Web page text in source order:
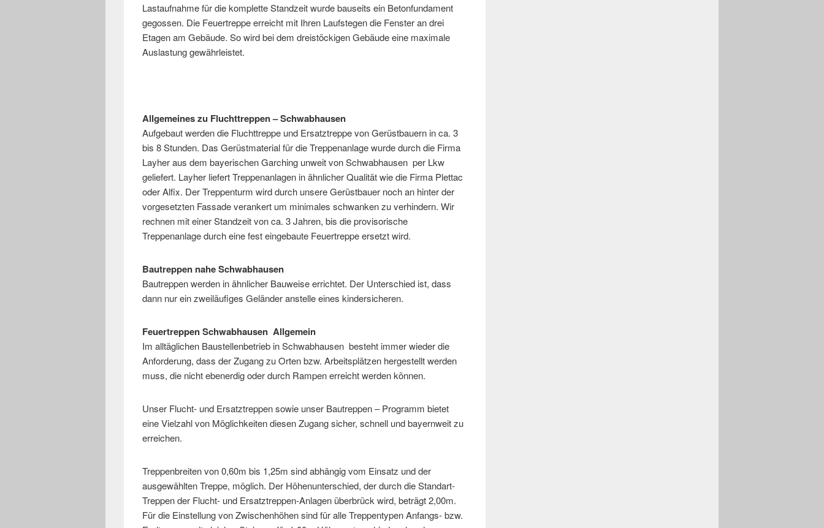
Lastaufnahme für die komplette Standzeit wurde bauseits ein Betonfundament
gegossen. Die Feuertreppe erreicht mit Ihren Laufstegen die Fenster an drei
Etagen am Gebäude. So wird bei dem dreistöckigen Gebäude eine maximale
Auslastung gewährleistet.
Allgemeines zu Fluchttreppen – Schwabhausen
Aufgebaut werden die Fluchttreppe und Ersatztreppe von Gerüstbauern in ca. 3
bis 8 Stunden. Das Gerüstmaterial für die Treppenanlage wurde durch die Firma
Layher aus dem bayerischen Garching unweit von Schwabhausen per Lkw
geliefert. Layher liefert Treppenanlagen in ähnlicher Qualität wie die Firma Plettac
oder Alfix. Der Treppenturm wird durch unsere Gerüstbauer noch an hinter der
vorgesetzten Fassade verankert um minimales schwanken zu verhindern. Wir
rechnen mit einer Standzeit von ca. 3 Jahren, bis die provisorische
Treppenanlage durch eine fest eingebaute Feuertreppe ersetzt wird.
Bautreppen nahe Schwabhausen
Bautreppen werden in ähnlicher Bauweise errichtet. Der Unterschied ist, dass
dann nur ein zweiläufiges Geländer anstelle eines kindersicheren.
Feuertreppen Schwabhausen Allgemein
Im alltäglichen Baustellenbetrieb in Schwabhausen besteht immer wieder die
Anforderung, dass der Zugang zu Orten bzw. Arbeitsplätzen hergestellt werden
muss, die nicht ebenerdig oder durch Rampen erreicht werden können.
Unser Flucht- und Ersatztreppen sowie unser Bautreppen – Programm bietet
eine Vielzahl von Möglichkeiten diesen Zugang sicher, schnell und bayernweit zu
erreichen.
Treppenbreiten von 0,60m bis 1,25m sind abhängig vom Einsatz und der
ausgewählten Treppe, möglich. Der Höhenunterschied, der durch die Standart-
Treppen der Flucht- und Ersatztreppen-Anlagen überbrück wird, beträgt 2,00m.
Für die Einstellung von Zwischenhöhen sind für alle Treppentypen Anfangs- bzw.